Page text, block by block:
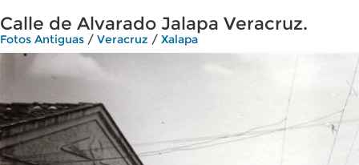
Calle de Alvarado Jalapa Veracruz.
Fotos Antiguas / Veracruz / Xalapa